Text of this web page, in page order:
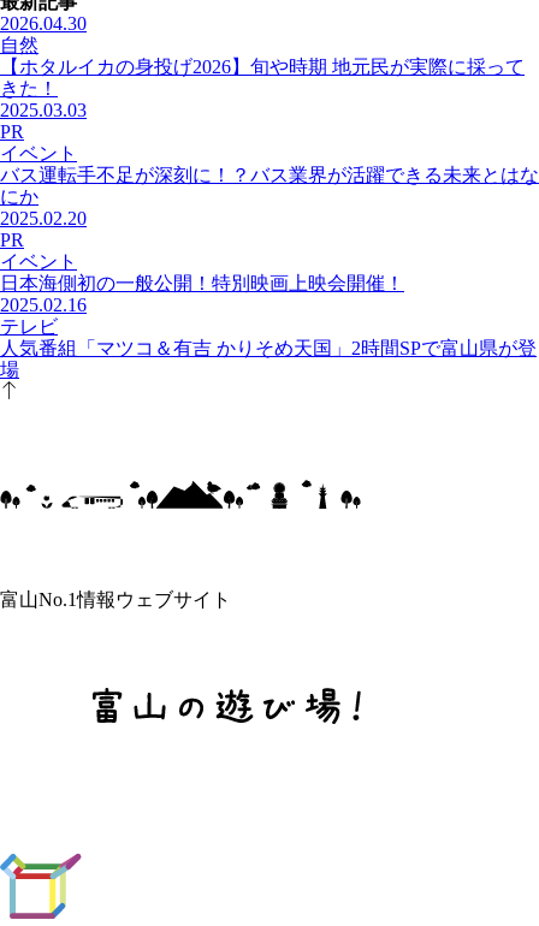
2026.04.30
自然
【ホタルイカの身投げ2026】旬や時期 地元民が実際に採って
きた！
2025.03.03
PR
イベント
バス運転手不足が深刻に！？バス業界が活躍できる未来とはな
にか
2025.02.20
PR
イベント
日本海側初の一般公開！特別映画上映会開催！
2025.02.16
テレビ
人気番組「マツコ＆有吉 かりそめ天国」2時間SPで富山県が登
場
富山No.1情報ウェブサイト